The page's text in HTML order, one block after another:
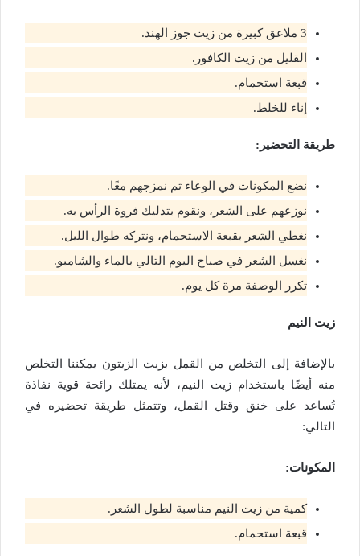
3 ملاعق كبيرة من زيت جوز الهند.
القليل من زيت الكافور.
قبعة استحمام.
إناء للخلط.
طريقة التحضير:
نضع المكونات في الوعاء ثم نمزجهم معًا.
نوزعهم على الشعر، ونقوم بتدليك فروة الرأس به.
نغطي الشعر بقبعة الاستحمام، ونتركه طوال الليل.
نغسل الشعر في صباح اليوم التالي بالماء والشامبو.
تكرر الوصفة مرة كل يوم.
زيت النيم
بالإضافة إلى التخلص من القمل بزيت الزيتون يمكننا التخلص
منه أيضًا باستخدام زيت النيم، لأنه يمتلك رائحة قوية نفاذة
تُساعد على خنق وقتل القمل، وتتمثل طريقة تحضيره في
التالي:
المكونات:
كمية من زيت النيم مناسبة لطول الشعر.
قبعة استحمام.